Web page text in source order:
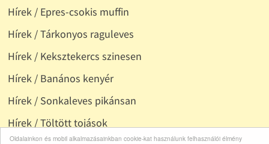
Oldalainkon és mobil alkalmazásainkban cookie-kat használunk felhasználói élmény
Hírek / Epres-csokis muffin
Hírek / Tárkonyos raguleves
Hírek / Keksztekercs szinesen
Hírek / Banános kenyér
Hírek / Sonkaleves pikánsan
Hírek / Töltött tojások